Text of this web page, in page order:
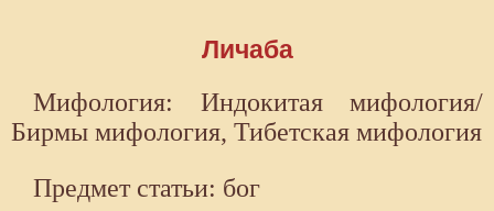
Личаба
Мифология: Индокитая мифология/
Бирмы мифология, Тибетская мифология
Предмет статьи: бог